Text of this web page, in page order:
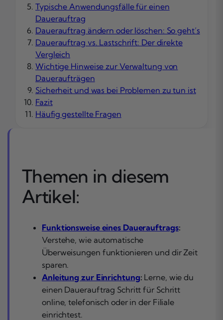
Typische Anwendungsfälle für einen
Dauerauftrag
Dauerauftrag ändern oder löschen: So geht’s
Dauerauftrag vs. Lastschrift: Der direkte
Vergleich
Wichtige Hinweise zur Verwaltung von
Daueraufträgen
Sicherheit und was bei Problemen zu tun ist
Fazit
Häufig gestellte Fragen
Themen in diesem
Artikel:
Funktionsweise eines Dauerauftrags:
Verstehe, wie automatische
Überweisungen funktionieren und dir Zeit
sparen.
Anleitung zur Einrichtung: Lerne, wie du
einen Dauerauftrag Schritt für Schritt
online, telefonisch oder in der Filiale
einrichtest.